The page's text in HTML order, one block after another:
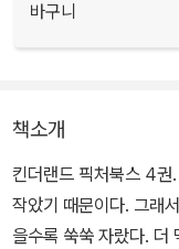
바구니
책소개
킨더랜드 픽처북스 4권
작았기 때문이다. 그래
을수록 쑥쑥 자랐다. 더